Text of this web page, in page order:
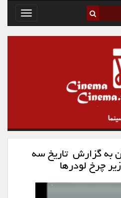
Toggle
به گزارش تاریخ سه
چرخ لودرها